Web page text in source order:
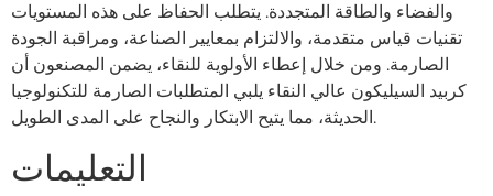
والفضاء والطاقة المتجددة. يتطلب الحفاظ على هذه المستويات
تقنيات قياس متقدمة، والالتزام بمعايير الصناعة، ومراقبة الجودة
الصارمة. ومن خلال إعطاء الأولوية للنقاء، يضمن المصنعون أن
كربيد السيليكون عالي النقاء يلبي المتطلبات الصارمة للتكنولوجيا
الحديثة، مما يتيح الابتكار والنجاح على المدى الطويل.
التعليمات